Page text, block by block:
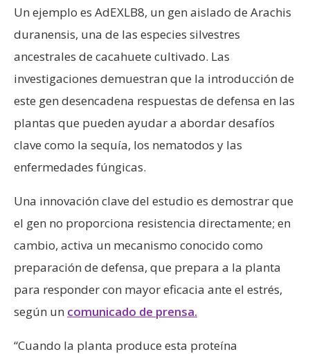
Un ejemplo es AdEXLB8, un gen aislado de Arachis
duranensis, una de las especies silvestres
ancestrales de cacahuete cultivado. Las
investigaciones demuestran que la introducción de
este gen desencadena respuestas de defensa en las
plantas que pueden ayudar a abordar desafíos
clave como la sequía, los nematodos y las
enfermedades fúngicas.
Una innovación clave del estudio es demostrar que
el gen no proporciona resistencia directamente; en
cambio, activa un mecanismo conocido como
preparación de defensa, que prepara a la planta
para responder con mayor eficacia ante el estrés,
según un comunicado de prensa.
“Cuando la planta produce esta proteína